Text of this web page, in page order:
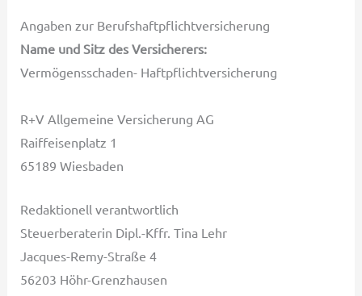
Angaben zur Berufs­haftpflicht­versicherung
Name und Sitz des Versicherers:
Vermögensschaden- Haftpflichtversicherung
R+V Allgemeine Versicherung AG
Raiffeisenplatz 1
65189 Wiesbaden
Redaktionell verantwortlich
Steuerberaterin Dipl.-Kffr. Tina Lehr
Jacques-Remy-Straße 4
56203 Höhr-Grenzhausen